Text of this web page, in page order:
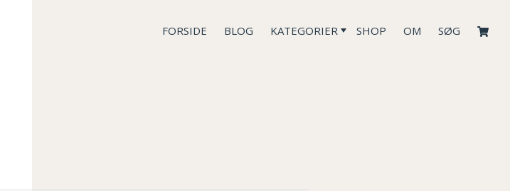
FORSIDE BLOG KATEGORIER SHOP OM SØG